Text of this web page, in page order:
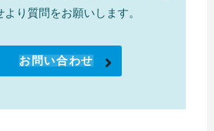
より質問をお願いします。
お問い合わせ